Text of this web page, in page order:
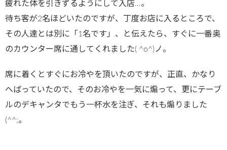
疲れた体を引きずるようにして入店…。
待ち客が2名ほどいたのですが、丁度お店に入るところで、
その人達とは別に「1名です」、と伝えたら、すぐに一番奥
のカウンター席に通してくれました( ^o^)ノ。
席に着くとすぐにお冷やを頂いたのですが、正直、かなり
へばっていたので、そのお冷やを一気に煽って、更にテーブ
ルのデキャンタでもう一杯水を注ぎ、それも煽りました
(^^;。